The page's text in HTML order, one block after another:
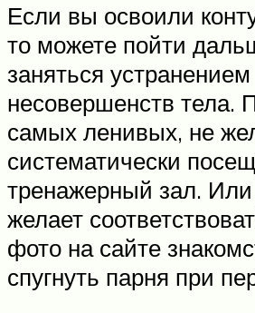
Если вы освоили
то можете пойти
заняться устранением
несовершенств тела.
самых ленивых, не
систематически
тренажерный зал. Или
желает
фото на сайте
спугнуть парня при